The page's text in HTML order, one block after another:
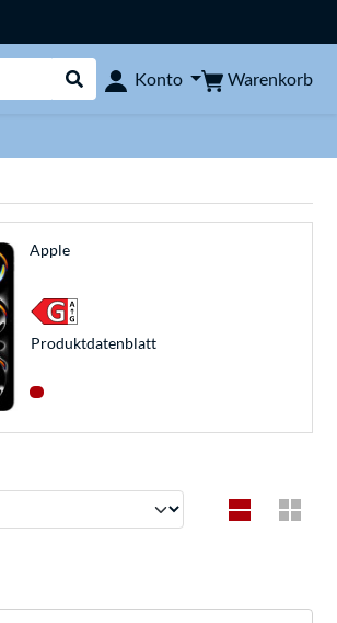
Suche durchführen
Konto Warenkorb
Apple
Produkt­datenblatt